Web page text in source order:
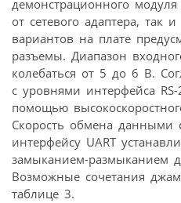
демонстрационного
от сетевого адаптера, так
вариантов на плате
разъемы. Диапазон
колебаться от 5 до 6 В.
с уровнями интерфейса
помощью
Скорость обмена данными
интерфейсу UART
замыканием-размыканием
Возможные сочетания
таблице 3.